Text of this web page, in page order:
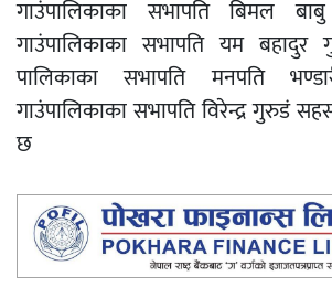
गाउंपालिकाका सभापति बिमल
गाउंपालिकाका सभापति यम बहादुर
पालिकाका सभापति मनपति
गाउंपालिकाका सभापति विरेन्द्र गुरुडं
छ